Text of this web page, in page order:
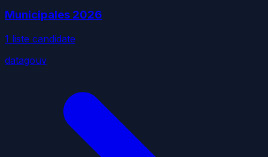
Municipales 2026
1 liste candidate
datagouv